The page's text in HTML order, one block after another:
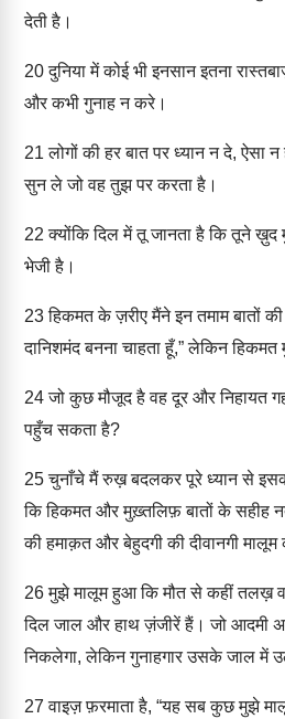
देती है।
20दुनिया में कोई भी इनसान इतना
और कभी गुनाह न करे।
21 लोगों की हर बात पर ध्यान न दे, ऐसा
सुन ले जो वह तुझ पर करता है।
22 क्योंकि दिल में तू जानता है कि तूने ख़ुद
भेजी है।
23हिकमत के ज़रीए मैंने इन तमाम बातों
दानिशमंद बनना चाहता हूँ,” लेकिन हिकमत
24जो कुछ मौजूद है वह दूर और निहायत
पहुँच सकता है?
25चुनाँचे मैं रुख़ बदलकर पूरे ध्यान से
कि हिकमत और मुख़्तलिफ़ बातों के सहीह
की हमाक़त और बेहुदगी की दीवानगी मालूम
26मुझे मालूम हुआ कि मौत से कहीं तलख़
दिल जाल और हाथ ज़ंजीरें हैं। जो आदमी
निकलेगा, लेकिन गुनाहगार उसके जाल में
27 वाइज़ फ़रमाता है, “यह सब कुछ मुझे